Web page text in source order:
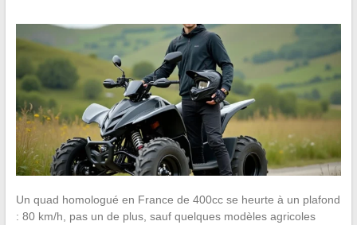
Un quad homologué en France de 400cc se heurte à un plafond
: 80 km/h, pas un de plus, sauf quelques modèles agricoles